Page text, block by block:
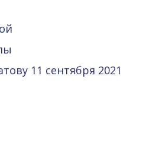
11 сентября 2021